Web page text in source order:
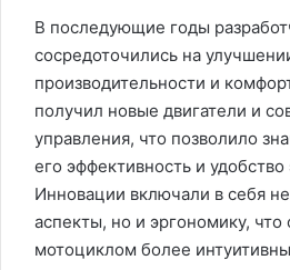
В последующие годы
сосредоточились на
производительности и
получил новые двигатели и
управления, что позволило
его эффективность и удобство
Инновации включали в себя
аспекты, но и эргономику,
мотоциклом более